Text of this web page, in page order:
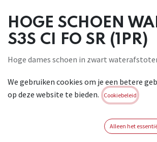
HOGE SCHOEN
S3S CI FO SR (1PR)
Hoge dames schoen in zwart
een speciale samenstelling van EVA en
draagvermogen en variabele dikte (12 mm -
ademende stof. Antistatisch dankzij een
behandeling van het oppervlak en naden
We gebruiken cookies om je een betere
op deze website te bieden.
Cookiebeleid
Alleen het